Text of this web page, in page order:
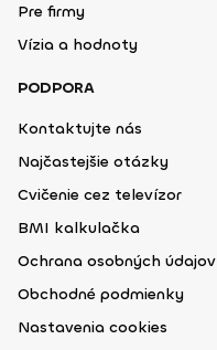
Pre firmy
Vízia a hodnoty
PODPORA
Kontaktujte nás
Najčastejšie otázky
Cvičenie cez televízor
BMI kalkulačka
Ochrana osobných údajov
Obchodné podmienky
Nastavenia cookies